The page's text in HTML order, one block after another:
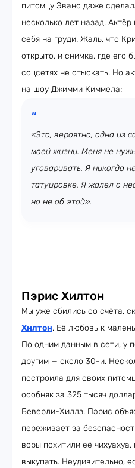
питомцу Эванс даже
несколько лет назад.
себя на груди. Жаль, что
открыто, и снимка, где его
соцсетях не отыскать. Но
на шоу Джимми Киммела:
«Это, вероятно, одна из
моей жизни. Меня не
уговаривать. Я никогда
татуировке. Я жалел о
но не об этой».
Пэрис Хилтон
Мы уже сбились со счёта,
Хилтон. Её любовь к
По одним данным в сети, у
другим — около 30-и.
построила для своих
особняк за 325 тысяч
Беверли-Хиллз. Пэрис
переживает за
воры похитили её
выкупать. Неудивительно,